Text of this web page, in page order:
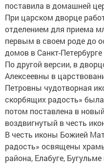
поставила в домашней
При царском дворце
отделением для приема
первым в своем роде до
домов в Санкт-
По другой версии, в
Алексеевны в
Петровны чудотворная
скорбящих радость»
потом поставлена в
воздвигнутый в честь
В честь иконы Божией
радость» освящены
района, Елабуге,